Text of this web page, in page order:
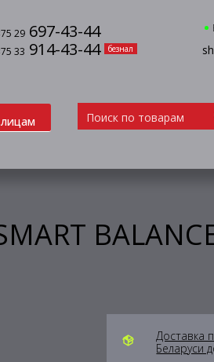
29 697-43-44
33 914-43-44 безнал
Доставка
Беларуси